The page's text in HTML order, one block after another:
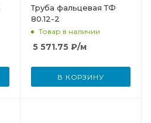
Труба фальцевая ТФ
80.12-2
Товар в наличии
5 571.75₽/м
В КОРЗИНУ